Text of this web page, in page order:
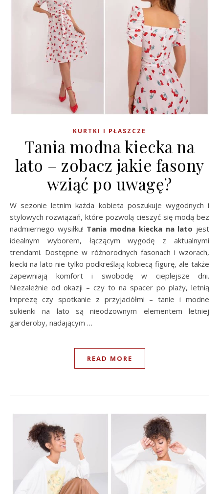
KURTKI I PŁASZCZE
Tania modna kiecka na
lato – zobacz jakie fasony
wziąć po uwagę?
W sezonie letnim każda kobieta poszukuje wygodnych i
stylowych rozwiązań, które pozwolą cieszyć się modą bez
nadmiernego wysiłku! Tania modna kiecka na lato jest
idealnym wyborem, łączącym wygodę z aktualnymi
trendami. Dostępne w różnorodnych fasonach i wzorach,
kiecki na lato nie tylko podkreślają kobiecą figurę, ale także
zapewniają komfort i swobodę w cieplejsze dni.
Niezależnie od okazji – czy to na spacer po plaży, letnią
imprezę czy spotkanie z przyjaciółmi – tanie i modne
sukienki na lato są nieodzownym elementem letniej
garderoby, nadającym …
READ MORE